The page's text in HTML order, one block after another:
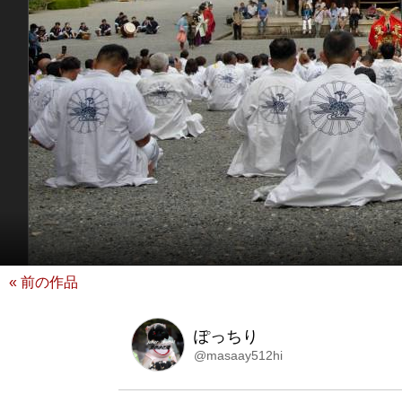
« 前の作品
ぽっちり
@masaay512hi